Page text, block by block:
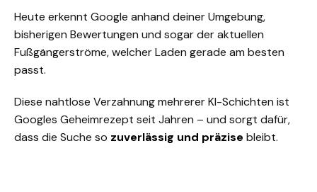
Heute erkennt Google anhand deiner Umgebung,
bisherigen Bewertungen und sogar der aktuellen
Fußgängerströme, welcher Laden gerade am besten
passt.
Diese nahtlose Verzahnung mehrerer KI-Schichten ist
Googles Geheimrezept seit Jahren – und sorgt dafür,
dass die Suche so zuverlässig und präzise bleibt.